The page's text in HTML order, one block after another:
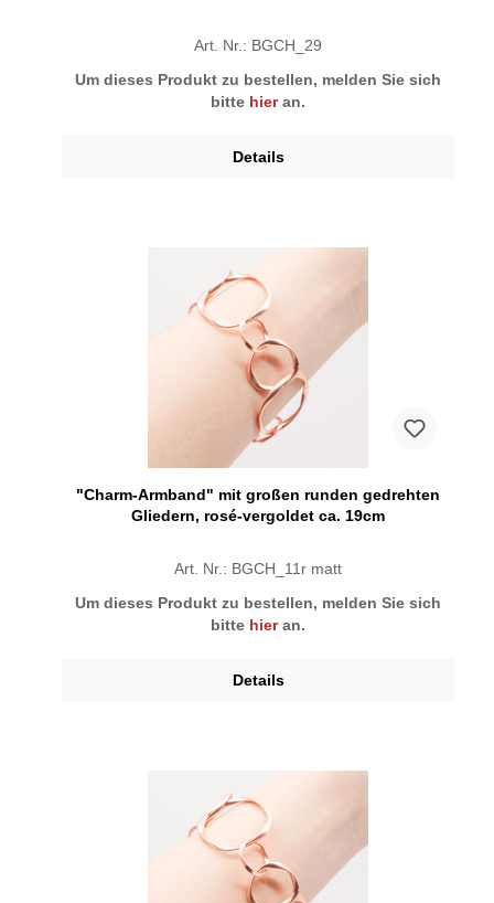
Art. Nr.: BGCH_29
Um dieses Produkt zu bestellen, melden Sie sich
bitte hieran.
Details
"Charm-Armband" mit großen runden gedrehten
Gliedern, rosé-vergoldet ca. 19cm
Art. Nr.: BGCH_11r matt
Um dieses Produkt zu bestellen, melden Sie sich
bitte hieran.
Details